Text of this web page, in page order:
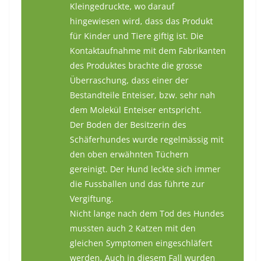
Kleingedruckte, wo darauf
hingewiesen wird, dass das Produkt
für Kinder und Tiere giftig ist. Die
Kontaktaufnahme mit dem Fabrikanten
des Produktes brachte die grosse
Überraschung, dass einer der
Bestandteile Enteiser, bzw. sehr nah
dem Molekül Enteiser entspricht.
Der Boden der Besitzerin des
Schäferhundes wurde regelmässig mit
den oben erwähnten Tüchern
gereinigt. Der Hund leckte sich immer
die Fussballen und das führte zur
Vergiftung.
Nicht lange nach dem Tod des Hundes
mussten auch 2 Katzen mit den
gleichen Symptomen eingeschläfert
werden. Auch in diesem Fall wurden